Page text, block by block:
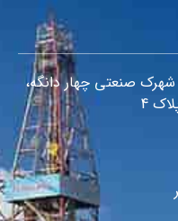
شهرک صنعتی چهار دانگه،
4